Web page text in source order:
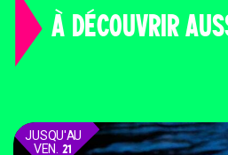
À DÉCOUVRIR
JUSQU'AU
VEN. 21